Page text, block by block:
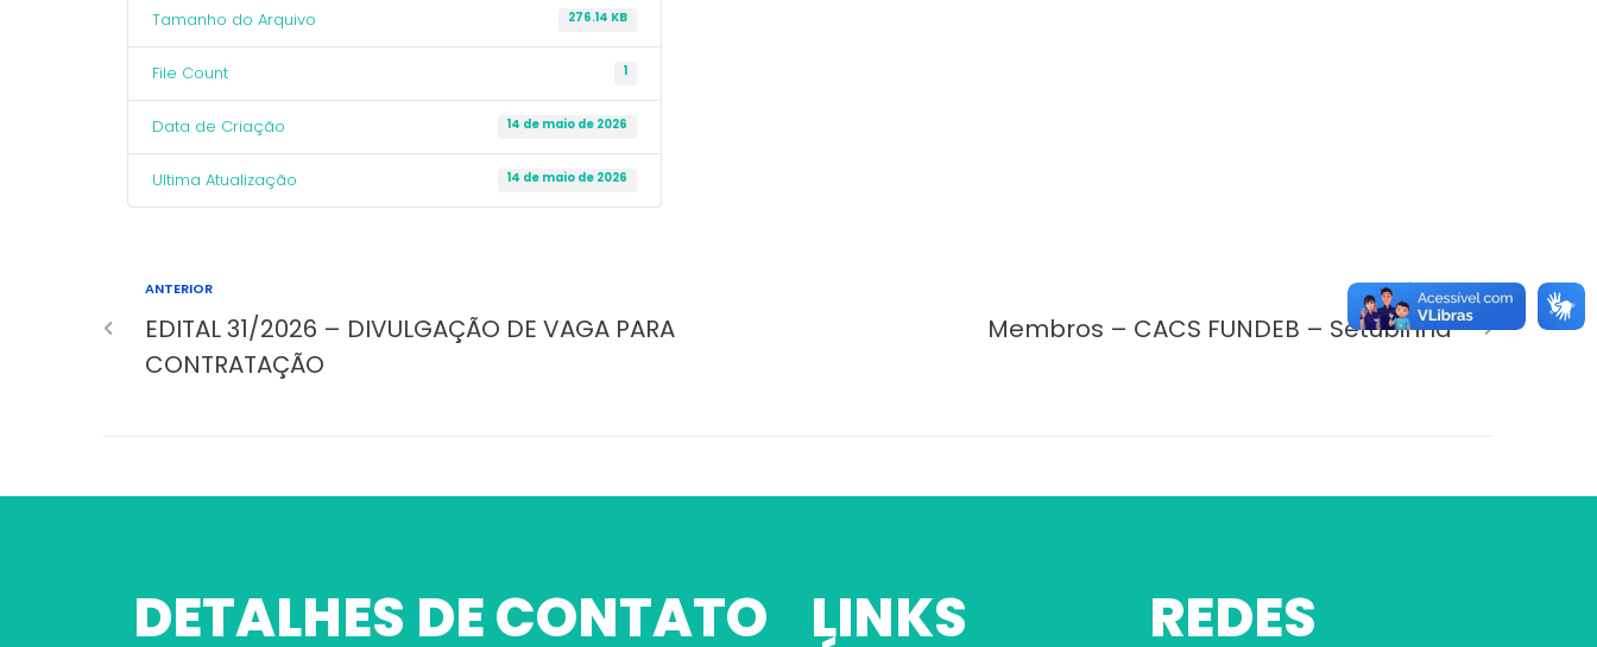
Tamanho do Arquivo 276.14 KB
File Count 1
Data de Criação 14 de maio de 2026
Ultima Atualização 14 de maio de 2026
ANTERIOR
EDITAL 31/2026 – DIVULGAÇÃO DE VAGA PARA
CONTRATAÇÃO
PRÓXIMO
Membros – CACS FUNDEB – Setubinha
DETALHES DE CONTATO LINKS REDES